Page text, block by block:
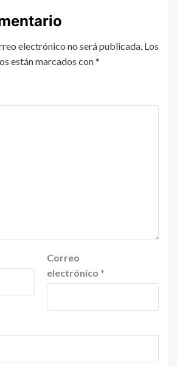
electrónico no será publicada. Los
están marcados con*
Correo
electrónico *